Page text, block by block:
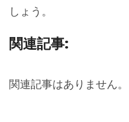
しょう。
関連記事:
関連記事はありません。